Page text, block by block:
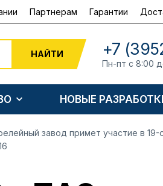
Партнерам Гарантии
НАЙТИ +7
Пн-пт с 8:00
НОВЫЕ
завод примет участие в